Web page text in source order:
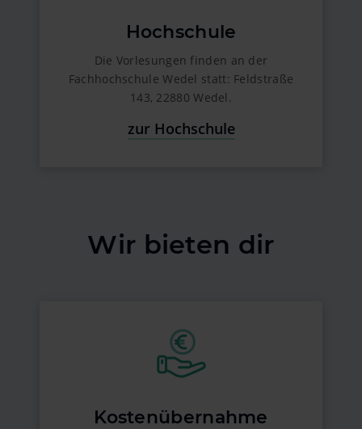
Hochschule
Die Vorlesungen finden an der
Fachhochschule Wedel statt: Feldstraße
143, 22880 Wedel.
zur Hochschule
Wir bieten dir
Kostenübernahme